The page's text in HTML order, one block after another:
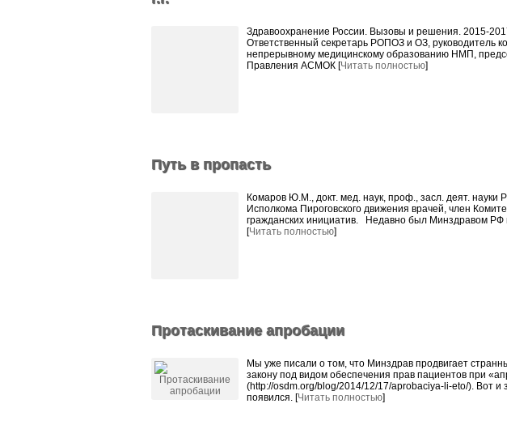
Здравоохранение России. Вызовы и решения. 2015-2017
Ответственный секретарь РОПОЗ и ОЗ, руководитель
непрерывному медицинскому образованию НМП,
Правления АСМОК [Читать полностью]
Путь в пропасть
Комаров Ю.М., докт. мед. наук, проф., засл. деят. науки
Исполкома Пироговского движения врачей, член
гражданских инициатив. Недавно был Минздравом РФ
[Читать полностью]
Протаскивание апробации
Мы уже писали о том, что Минздрав продвигает
закону под видом обеспечения прав пациентов при
(http://osdm.org/blog/2014/12/17/aprobaciya-li-eto/). Вот и
появился. [Читать полностью]